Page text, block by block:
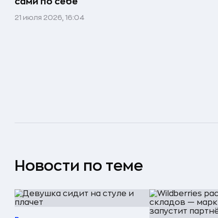
21 июля 2026, 16:04
Новости по теме